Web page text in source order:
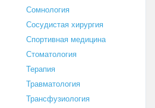
Сомнология
Сосудистая хирургия
Спортивная медицина
Стоматология
Терапия
Травматология
Трансфузиология